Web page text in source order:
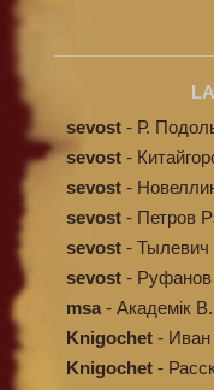
sevost - Р.
sevost -
sevost -
sevost - Петров
sevost - Тылевич
ме...
sevost - Руфанов
msa - Академік
Knigochet - Иван
Knigochet -